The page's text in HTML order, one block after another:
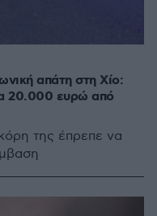
απάτη στη Χίο:
20.000 ευρώ από
της έπρεπε να